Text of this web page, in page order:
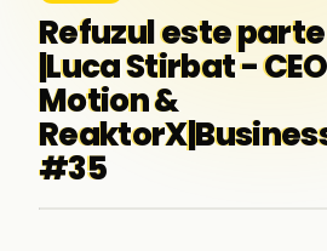
Refuzul este
|Luca Stirbat -
Motion &
#35